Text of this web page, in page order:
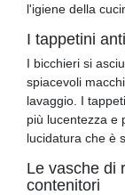
l'igiene della
I tappetini
I bicchieri si
spiacevoli
lavaggio. I
più lucentezza e
lucidatura che è
Le vasche di
contenitori